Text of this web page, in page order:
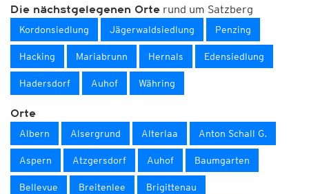
Die nächstgelegenen Orte rund um Satzberg
Kordonsiedlung Jägerwaldsiedlung Penzing
Hacking Mariabrunn Hernals Edensiedlung
Hadersdorf Auhof Währing
Orte
Albern Alsergrund Alterlaa Anton Schall G.
Aspern Atzgersdorf Auhof Baumgarten
Bellevue Breitenlee Brigittenau